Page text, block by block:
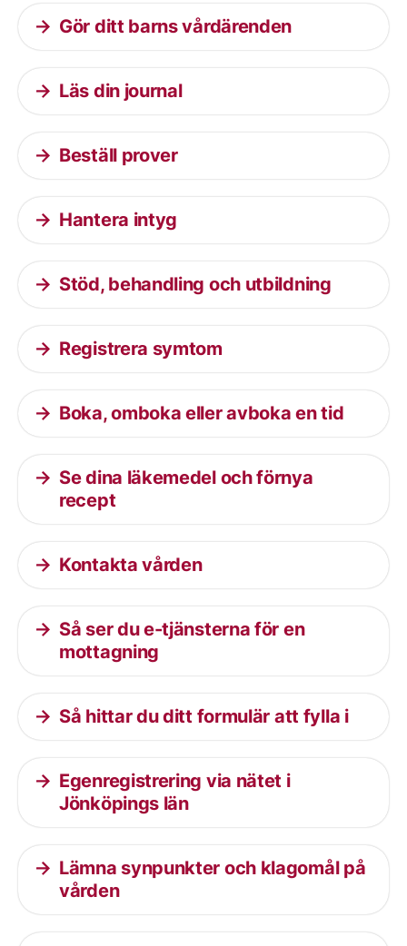
Gör ditt barns vårdärenden
Läs din journal
Beställ prover
Hantera intyg
Stöd, behandling och utbildning
Registrera symtom
Boka, omboka eller avboka en tid
Se dina läkemedel och förnya
recept
Kontakta vården
Så ser du e-tjänsterna för en
mottagning
Så hittar du ditt formulär att fylla i
Egenregistrering via nätet i
Jönköpings län
Lämna synpunkter och klagomål på
vården